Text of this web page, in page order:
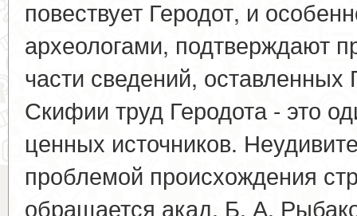
повествует Геродот, и
археологами, подтверждают
части сведений,
Скифии труд Геродота - это
ценных источников.
проблемой происхождения
обращается акад. Б. А.